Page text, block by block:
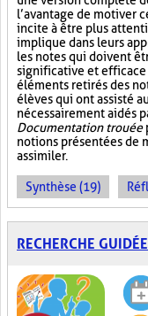
l’avantage de motiver
incite à être plus
implique dans leurs
les notes qui doivent
significative et efficace
éléments retirés des
élèves qui ont assisté
nécessairement aidés
Documentation trouée
notions présentées de
assimiler.
Synthèse (19)
RECHERCHE GUIDÉE